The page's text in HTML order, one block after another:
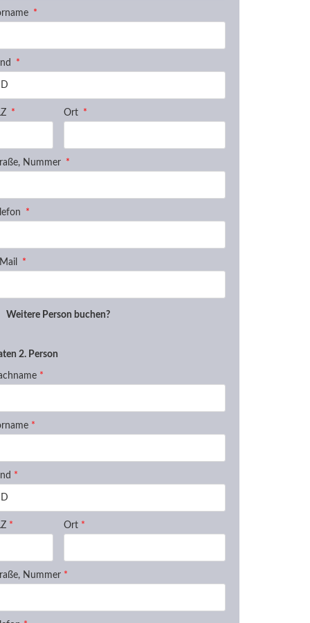
Ort
Nummer
Weitere Person buchen?
2. Person
*
*
*
* Ort *
Nummer *